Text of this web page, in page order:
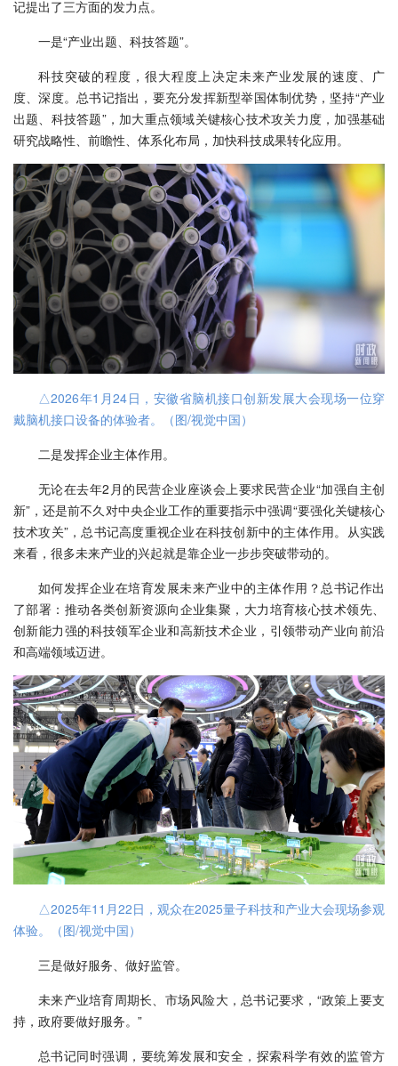
记提出了三方面的发力点。
一是“产业出题、科技答题”。
科技突破的程度，很大程度上决定未来产业发展的速度、广
度、深度。总书记指出，要充分发挥新型举国体制优势，坚持“产业
出题、科技答题”，加大重点领域关键核心技术攻关力度，加强基础
研究战略性、前瞻性、体系化布局，加快科技成果转化应用。
△2026年1月24日，安徽省脑机接口创新发展大会现场一位穿
戴脑机接口设备的体验者。（图/视觉中国）
二是发挥企业主体作用。
无论在去年2月的民营企业座谈会上要求民营企业“加强自主创
新”，还是前不久对中央企业工作的重要指示中强调“要强化关键核心
技术攻关”，总书记高度重视企业在科技创新中的主体作用。从实践
来看，很多未来产业的兴起就是靠企业一步步突破带动的。
如何发挥企业在培育发展未来产业中的主体作用？总书记作出
了部署：推动各类创新资源向企业集聚，大力培育核心技术领先、
创新能力强的科技领军企业和高新技术企业，引领带动产业向前沿
和高端领域迈进。
△2025年11月22日，观众在2025量子科技和产业大会现场参观
体验。（图/视觉中国）
三是做好服务、做好监管。
未来产业培育周期长、市场风险大，总书记要求，“政策上要支
持，政府要做好服务。”
总书记同时强调，要统筹发展和安全，探索科学有效的监管方